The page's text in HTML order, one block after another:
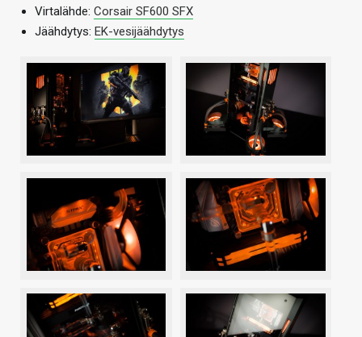
Virtalähde: Corsair SF600 SFX
Jäähdytys: EK-vesijäähdytys